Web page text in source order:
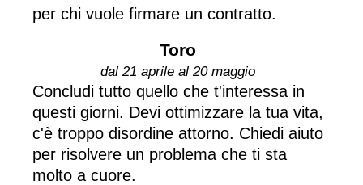
per chi vuole firmare un contratto.
Toro
dal 21 aprile al 20 maggio
Concludi tutto quello che t'interessa in
questi giorni. Devi ottimizzare la tua vita,
c'è troppo disordine attorno. Chiedi aiuto
per risolvere un problema che ti sta
molto a cuore.